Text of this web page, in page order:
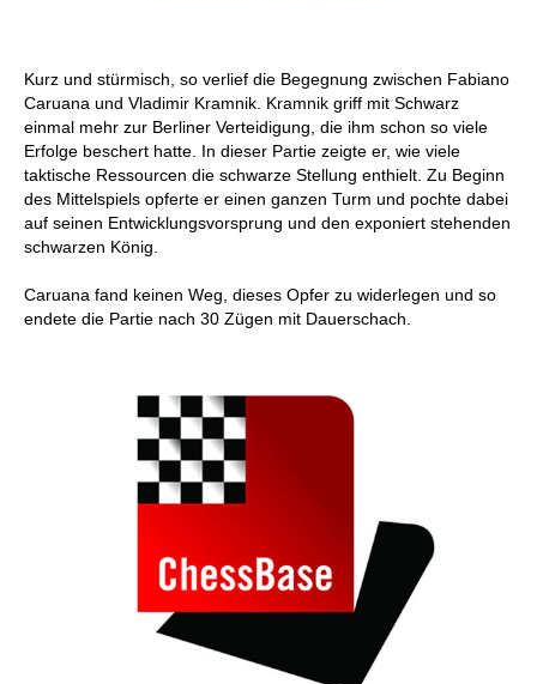
Kurz und stürmisch, so verlief die Begegnung zwischen Fabiano
Caruana und Vladimir Kramnik. Kramnik griff mit Schwarz
einmal mehr zur Berliner Verteidigung, die ihm schon so viele
Erfolge beschert hatte. In dieser Partie zeigte er, wie viele
taktische Ressourcen die schwarze Stellung enthielt. Zu Beginn
des Mittelspiels opferte er einen ganzen Turm und pochte dabei
auf seinen Entwicklungsvorsprung und den exponiert stehenden
schwarzen König.
Caruana fand keinen Weg, dieses Opfer zu widerlegen und so
endete die Partie nach 30 Zügen mit Dauerschach.